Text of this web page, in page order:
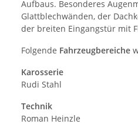
Aufbaus. Besonderes
Glattblechwänden, der
der breiten Eingangstür mit
Folgende Fahrzeugbereiche
Karosserie
Rudi Stahl
Technik
Roman Heinzle